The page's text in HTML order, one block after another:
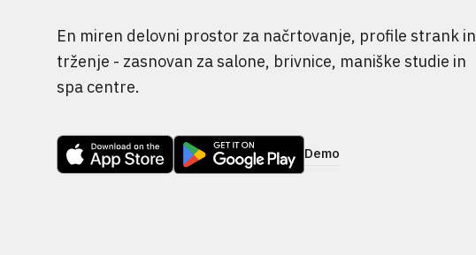
En miren delovni prostor za načrtovanje, profile strank in
trženje - zasnovan za salone, brivnice, maniške studie in
spa centre.
Demo